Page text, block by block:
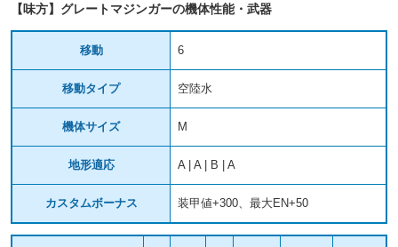
【味方】グレートマジンガーの機体性能・武器
移動 6
移動タイプ 空陸水
機体サイズ M
地形適応 A | A | B | A
カスタムボーナス 装甲値+300、最大EN+50